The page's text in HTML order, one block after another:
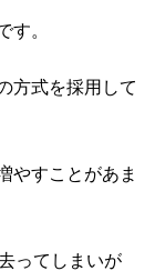
す。
方式を採用して
やすことがあま
ってしまいが